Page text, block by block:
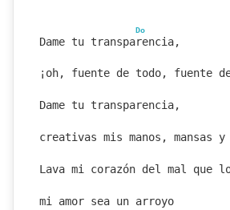
Do
Dame tu transparencia,
¡oh, fuente de todo, fuente de
Dame tu transparencia,
creativas mis manos, mansas y
Lava mi corazón del mal que
mi amor sea un arroyo